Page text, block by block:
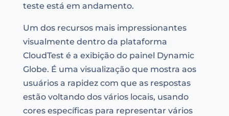
teste está em andamento.
Um dos recursos mais impressionantes
visualmente dentro da plataforma
CloudTest é a exibição do painel Dynamic
Globe. É uma visualização que mostra aos
usuários a rapidez com que as respostas
estão voltando dos vários locais, usando
cores específicas para representar vários